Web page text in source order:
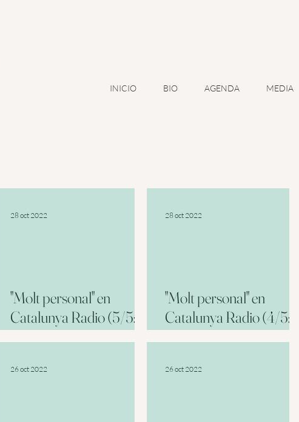
INICIO BIO AGENDA MEDIA
"Molt personal" en
Catalunya Radio (5/5:
Budapest)
28 oct 2022
"Molt personal" en
Catalunya Radio (4/5: La
mujer en el arte)
28 oct 2022
26 oct 2022 26 oct 2022